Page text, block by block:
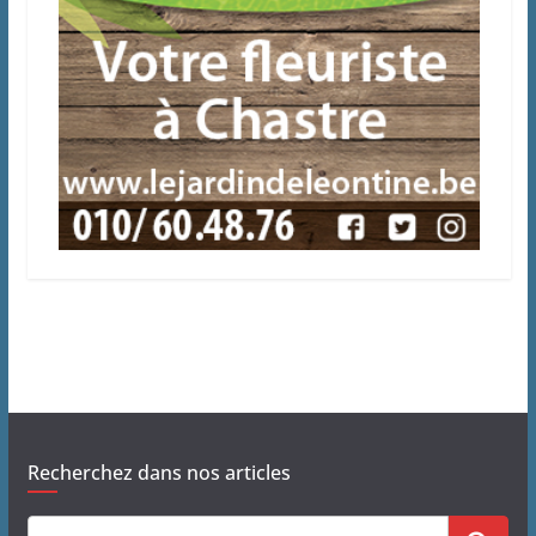
Recherchez dans nos articles